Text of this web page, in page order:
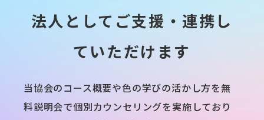
法人としてご支援・ 連携し
ていただけます
当協会のコース概要や色の学びの活かし方を無
料説明会で個別カウンセリングを実施しており